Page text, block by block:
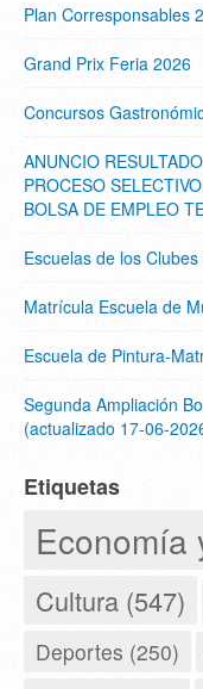
Plan Corresponsables
Grand Prix Feria 2026
Concursos
ANUNCIO
PROCESO
BOLSA DE EMPLEO
Escuelas de los
Matrícula Escuela de
Escuela de Pintura-
Segunda Ampliación
(actualizado 17-06-
Etiquetas
Economía
Cultura (547)
Deportes (250)